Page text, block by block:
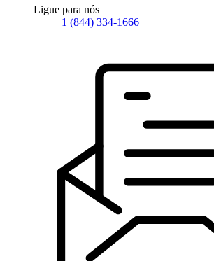
Ligue para nós
1 (844) 334-1666